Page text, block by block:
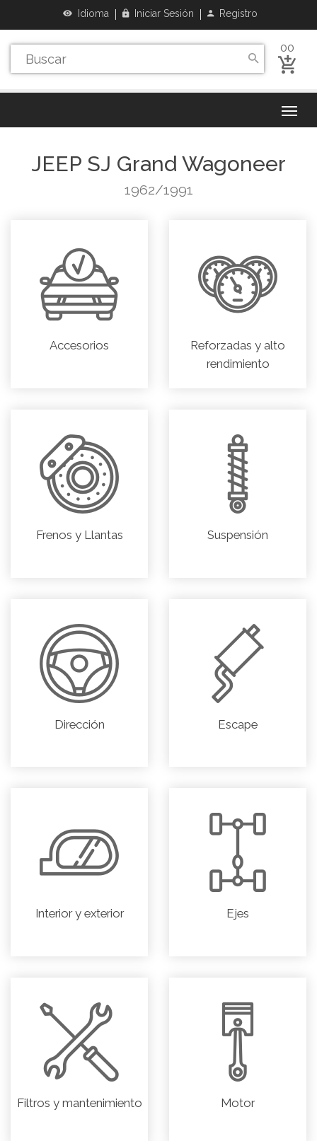
Idioma Iniciar Sesión Registro
00
JEEP SJ Grand Wagoneer
1962/1991
Accesorios
Reforzadas y alto
rendimiento
Frenos y Llantas Suspensión
Dirección Escape
Interior y exterior Ejes
Filtros y mantenimiento Motor